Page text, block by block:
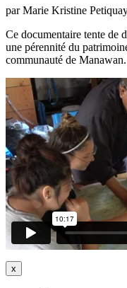
par Marie Kristine
Ce documentaire tente de
une pérennité du
communauté de Manawan.
x